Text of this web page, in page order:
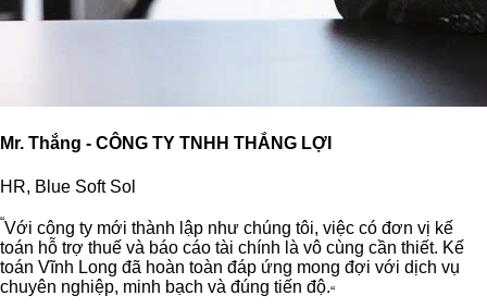
Mr. Thắng - CÔNG TY TNHH THẮNG LỢI
HR, Blue Soft Sol
“Với công ty mới thành lập như chúng tôi, việc có đơn vị kế
toán hỗ trợ thuế và báo cáo tài chính là vô cùng cần thiết. Kế
toán Vĩnh Long đã hoàn toàn đáp ứng mong đợi với dịch vụ
chuyên nghiệp, minh bạch và đúng tiến độ.“